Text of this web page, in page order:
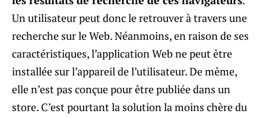
Un utilisateur peut donc le retrouver à travers une
recherche sur le Web. Néanmoins, en raison de ses
caractéristiques, l’application Web ne peut être
installée sur l’appareil de l’utilisateur. De même,
elle n’est pas conçue pour être publiée dans un
store. C’est pourtant la solution la moins chère du